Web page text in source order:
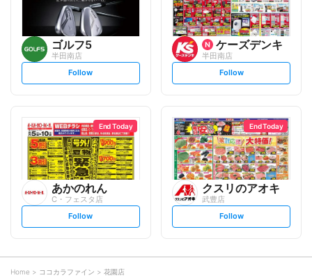
ゴルフ5
半田南店
s
t
o
w
Follow
ケーズデンキ
半田南店
s
t
l
o
w
Follow
End Today
あかのれん
C・フェスタ店
s
t
o
w
Follow
End Today
クスリのアオキ
武豊店
s
t
Follow
Home ココカラファイン 花園店